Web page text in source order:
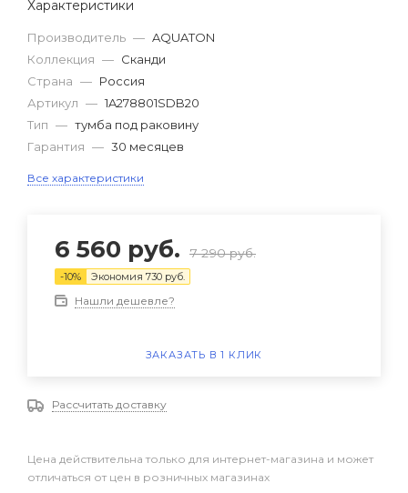
Характеристики
Производитель — AQUATON
Коллекция — Сканди
Страна — Россия
Артикул — 1A278801SDB20
Тип — тумба под раковину
Гарантия — 30 месяцев
Все характеристики
6 560 руб. 7 290руб.
-10% Экономия 730 руб.
Нашли дешевле?
ЗАКАЗАТЬ В 1 КЛИК
Рассчитать доставку
Цена действительна только для интернет-магазина и может
отличаться от цен в розничных магазинах